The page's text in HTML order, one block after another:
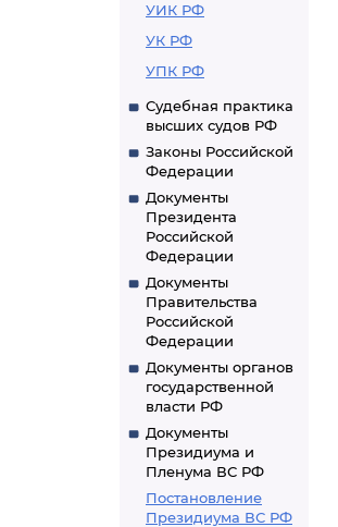
УИК РФ
УК РФ
УПК РФ
Судебная практика
высших судов РФ
Законы Российской
Федерации
Документы
Президента
Российской
Федерации
Документы
Правительства
Российской
Федерации
Документы органов
государственной
власти РФ
Документы
Президиума и
Пленума ВС РФ
Постановление
Президиума ВС РФ